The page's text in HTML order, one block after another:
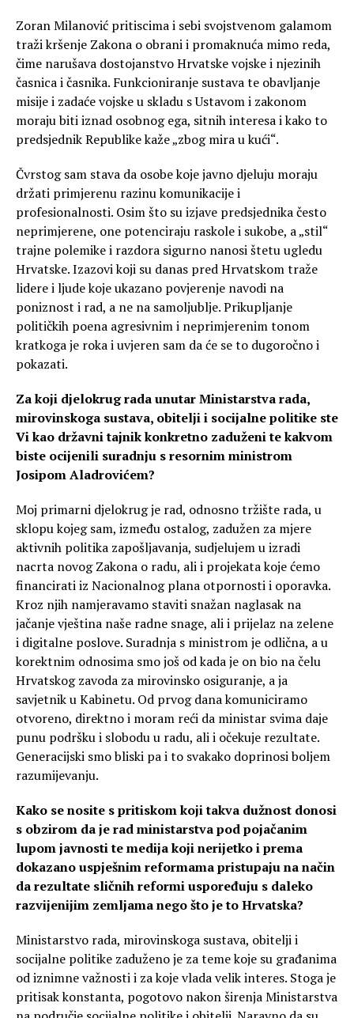
Zoran Milanović pritiscima i sebi svojstvenom galamom
traži kršenje Zakona o obrani i promaknuća mimo reda,
čime narušava dostojanstvo Hrvatske vojske i njezinih
časnica i časnika. Funkcioniranje sustava te obavljanje
misije i zadaće vojske u skladu s Ustavom i zakonom
moraju biti iznad osobnog ega, sitnih interesa i kako to
predsjednik Republike kaže „zbog mira u kući“.
Čvrstog sam stava da osobe koje javno djeluju moraju
držati primjerenu razinu komunikacije i
profesionalnosti. Osim što su izjave predsjednika često
neprimjerene, one potenciraju raskole i sukobe, a „stil“
trajne polemike i razdora sigurno nanosi štetu ugledu
Hrvatske. Izazovi koji su danas pred Hrvatskom traže
lidere i ljude koje ukazano povjerenje navodi na
poniznost i rad, a ne na samoljublje. Prikupljanje
političkih poena agresivnim i neprimjerenim tonom
kratkoga je roka i uvjeren sam da će se to dugoročno i
pokazati.
Za koji djelokrug rada unutar Ministarstva rada,
mirovinskoga sustava, obitelji i socijalne politike ste
Vi kao državni tajnik konkretno zaduženi te kakvom
biste ocijenili suradnju s resornim ministrom
Josipom Aladrovićem?
Moj primarni djelokrug je rad, odnosno tržište rada, u
sklopu kojeg sam, između ostalog, zadužen za mjere
aktivnih politika zapošljavanja, sudjelujem u izradi
nacrta novog Zakona o radu, ali i projekata koje ćemo
financirati iz Nacionalnog plana otpornosti i oporavka.
Kroz njih namjeravamo staviti snažan naglasak na
jačanje vještina naše radne snage, ali i prijelaz na zelene
i digitalne poslove. Suradnja s ministrom je odlična, a u
korektnim odnosima smo još od kada je on bio na čelu
Hrvatskog zavoda za mirovinsko osiguranje, a ja
savjetnik u Kabinetu. Od prvog dana komuniciramo
otvoreno, direktno i moram reći da ministar svima daje
punu podršku i slobodu u radu, ali i očekuje rezultate.
Generacijski smo bliski pa i to svakako doprinosi boljem
razumijevanju.
Kako se nosite s pritiskom koji takva dužnost donosi
s obzirom da je rad ministarstva pod pojačanim
lupom javnosti te medija koji nerijetko i prema
dokazano uspješnim reformama pristupaju na način
da rezultate sličnih reformi uspoređuju s daleko
razvijenijim zemljama nego što je to Hrvatska?
Ministarstvo rada, mirovinskoga sustava, obitelji i
socijalne politike zaduženo je za teme koje su građanima
od iznimne važnosti i za koje vlada velik interes. Stoga je
pritisak konstanta, pogotovo nakon širenja Ministarstva